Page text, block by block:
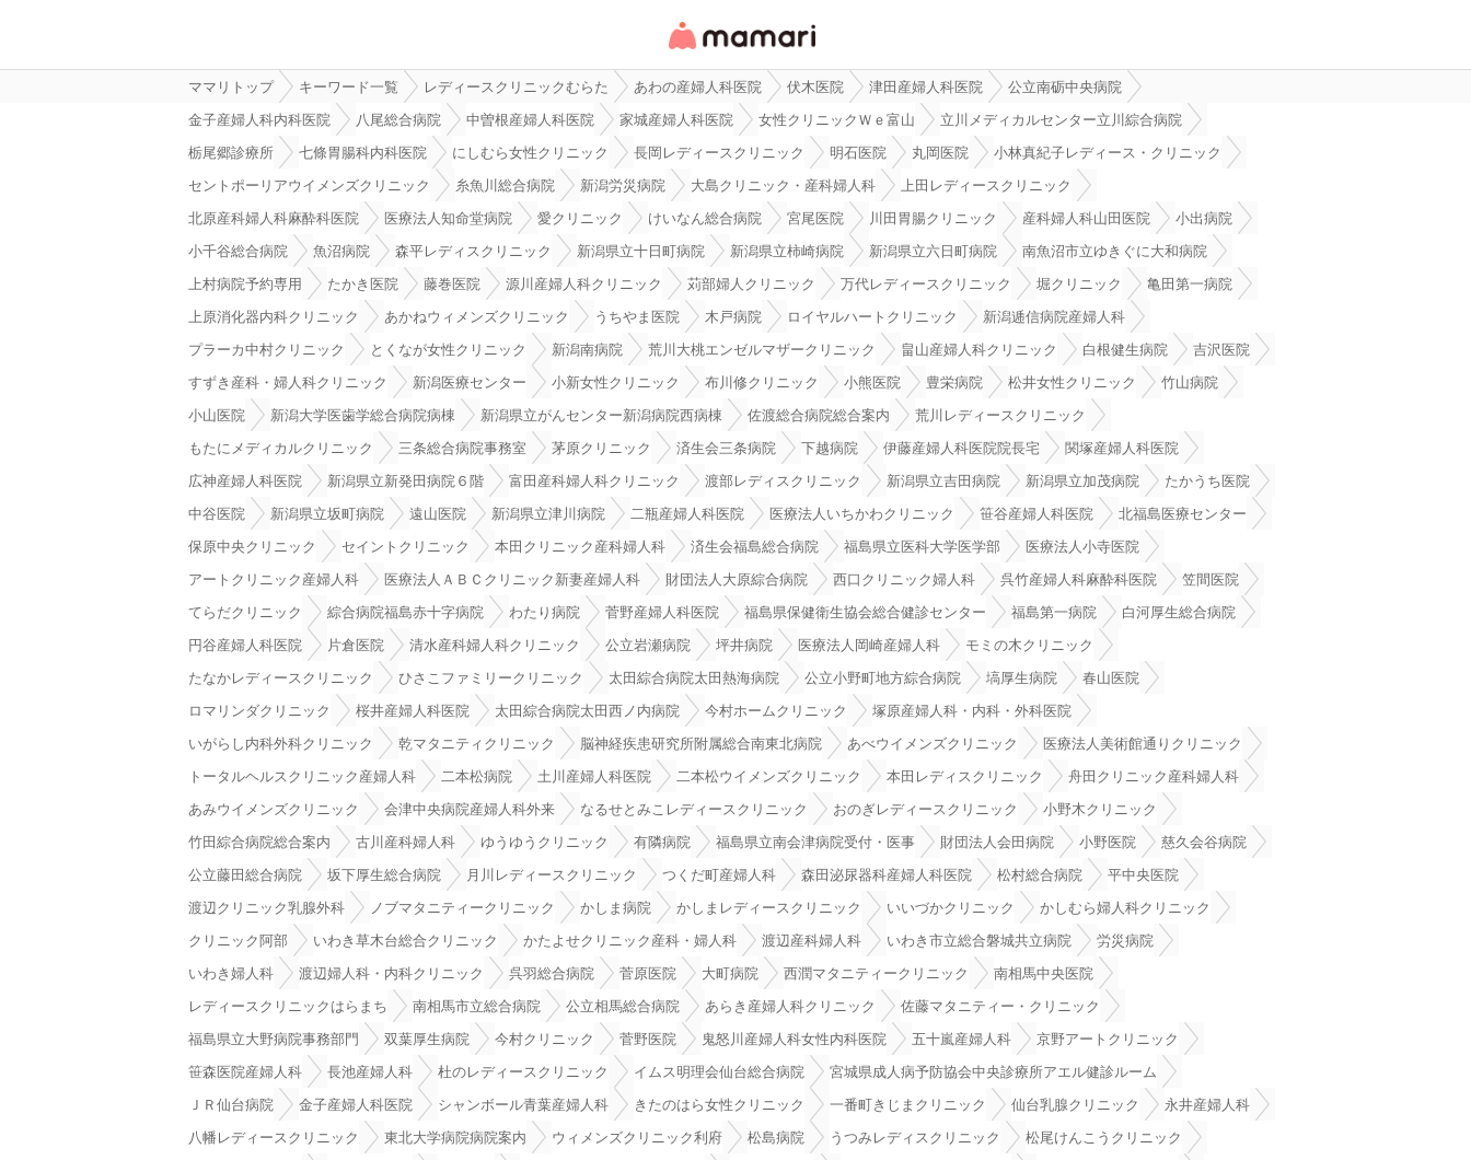
リ・情報サイト
ママリトップ キーワード一覧 レディースクリニックむらた あわの産婦人科医院 伏木医院 津田産婦人科医院
公立南砺中央病院
金子産婦人科内科医院
八尾総合病院 中曽根産婦人科医院 家城産婦人科医院 女性クリニックＷｅ富山
立川メディカルセンター立川綜合病院
栃尾郷診療所
七條胃腸科内科医院 にしむら女性クリニック 長岡レディースクリニック 明石医院 丸岡医院
小林真紀子レディース・クリニック
セントポーリアウイメンズクリニック
糸魚川総合病院 新潟労災病院 大島クリニック・産科婦人科
上田レディースクリニック
北原産科婦人科麻酔科医院
医療法人知命堂病院 愛クリニック けいなん総合病院 宮尾医院 川田胃腸クリニック 産科婦人科山田医院
小出病院
小千谷総合病院
魚沼病院 森平レディスクリニック 新潟県立十日町病院 新潟県立柿崎病院 新潟県立六日町病院
南魚沼市立ゆきぐに大和病院
上村病院予約専用
たかき医院 藤巻医院 源川産婦人科クリニック 苅部婦人クリニック 万代レディースクリニック 堀クリニック
亀田第一病院
上原消化器内科クリニック
あかねウィメンズクリニック うちやま医院 木戸病院 ロイヤルハートクリニック
新潟逓信病院産婦人科
プラーカ中村クリニック
とくなが女性クリニック 新潟南病院 荒川大桃エンゼルマザークリニック 畠山産婦人科クリニック 白根健生病院
吉沢医院
すずき産科・婦人科クリニック
新潟医療センター 小新女性クリニック 布川修クリニック 小熊医院 豊栄病院 松井女性クリニック
竹山病院
小山医院
新潟大学医歯学総合病院病棟 新潟県立がんセンター新潟病院西病棟 佐渡総合病院総合案内
荒川レディースクリニック
もたにメディカルクリニック
三条総合病院事務室 茅原クリニック 済生会三条病院 下越病院 伊藤産婦人科医院院長宅
関塚産婦人科医院
広神産婦人科医院
新潟県立新発田病院６階 富田産科婦人科クリニック 渡部レディスクリニック 新潟県立吉田病院 新潟県立加茂病院
たかうち医院
中谷医院
新潟県立坂町病院 遠山医院 新潟県立津川病院 二瓶産婦人科医院 医療法人いちかわクリニック 笹谷産婦人科医院
北福島医療センター
保原中央クリニック
セイントクリニック 本田クリニック産科婦人科 済生会福島総合病院 福島県立医科大学医学部
医療法人小寺医院
アートクリニック産婦人科
医療法人ＡＢＣクリニック新妻産婦人科 財団法人大原綜合病院 西口クリニック婦人科 呉竹産婦人科麻酔科医院
笠間医院
てらだクリニック
綜合病院福島赤十字病院 わたり病院 菅野産婦人科医院 福島県保健衛生協会総合健診センター 福島第一病院
白河厚生総合病院
円谷産婦人科医院
片倉医院 清水産科婦人科クリニック 公立岩瀬病院 坪井病院 医療法人岡崎産婦人科
モミの木クリニック
たなかレディースクリニック
ひさこファミリークリニック 太田綜合病院太田熱海病院 公立小野町地方綜合病院 塙厚生病院
春山医院
ロマリンダクリニック
桜井産婦人科医院 太田綜合病院太田西ノ内病院 今村ホームクリニック
塚原産婦人科・内科・外科医院
いがらし内科外科クリニック
乾マタニティクリニック 脳神経疾患研究所附属総合南東北病院 あべウイメンズクリニック
医療法人美術館通りクリニック
トータルヘルスクリニック産婦人科
二本松病院 土川産婦人科医院 二本松ウイメンズクリニック 本田レディスクリニック
舟田クリニック産科婦人科
あみウイメンズクリニック
会津中央病院産婦人科外来 なるせとみこレディースクリニック おのぎレディースクリニック
小野木クリニック
竹田綜合病院総合案内
古川産科婦人科 ゆうゆうクリニック 有隣病院 福島県立南会津病院受付・医事 財団法人会田病院 小野医院
慈久会谷病院
公立藤田総合病院
坂下厚生総合病院 月川レディースクリニック つくだ町産婦人科 森田泌尿器科産婦人科医院 松村総合病院
平中央医院
渡辺クリニック乳腺外科
ノブマタニティークリニック かしま病院 かしまレディースクリニック いいづかクリニック
かしむら婦人科クリニック
クリニック阿部
いわき草木台総合クリニック かたよせクリニック産科・婦人科 渡辺産科婦人科 いわき市立総合磐城共立病院
労災病院
いわき婦人科
渡辺婦人科・内科クリニック 呉羽総合病院 菅原医院 大町病院 西潤マタニティークリニック
南相馬中央医院
レディースクリニックはらまち
南相馬市立総合病院 公立相馬総合病院 あらき産婦人科クリニック
佐藤マタニティー・クリニック
福島県立大野病院事務部門
双葉厚生病院 今村クリニック 菅野医院 鬼怒川産婦人科女性内科医院 五十嵐産婦人科
京野アートクリニック
笹森医院産婦人科
長池産婦人科 杜のレディースクリニック イムス明理会仙台総合病院
宮城県成人病予防協会中央診療所アエル健診ルーム
ＪＲ仙台病院
金子産婦人科医院 シャンボール青葉産婦人科 きたのはら女性クリニック 一番町きじまクリニック 仙台乳腺クリニック
永井産婦人科
八幡レディースクリニック
東北大学病院病院案内 ウィメンズクリニック利府 松島病院 うつみレディスクリニック
松尾けんこうクリニック